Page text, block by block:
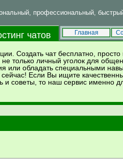
профессиональный,
Главная
у нас? Тогда читайFAQи
чатов
Создать чат бесплатно,
только личный уголок для
или обладать специальными
Если Вы ищите
и советы, то наш сервис именно